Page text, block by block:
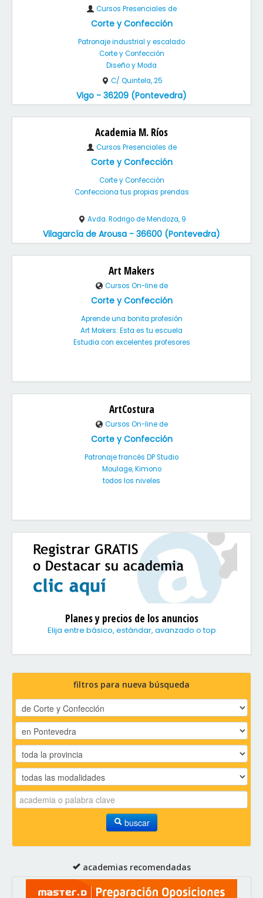
Cursos Presenciales de
Corte y Confección
Patronaje industrial y escalado
Corte y Confección
Diseño y Moda
C/ Quintela, 25
Vigo - 36209 (Pontevedra)
Academia M. Ríos
Cursos Presenciales de
Corte y Confección
Corte y Confección
Confecciona tus propias prendas
Avda. Rodrigo de Mendoza, 9
Vilagarcía de Arousa - 36600 (Pontevedra)
Art Makers
Cursos On-line de
Corte y Confección
Aprende una bonita profesión
Art Makers: Esta es tu escuela
Estudia con excelentes profesores
ArtCostura
Cursos On-line de
Corte y Confección
Patronaje francés DP Studio
Moulage, Kimono
todos los niveles
Planes y precios de los anuncios
Elija entre básico, estándar, avanzado o top
filtros para nueva búsqueda
buscar
academias recomendadas